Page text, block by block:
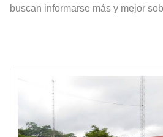
buscan informarse más y mejor